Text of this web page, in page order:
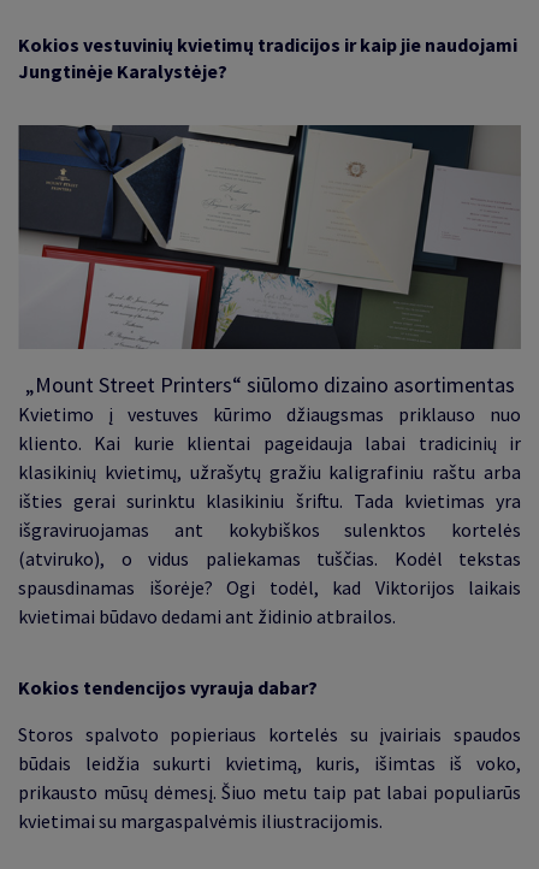
Kokios vestuvinių kvietimų tradicijos ir kaip jie naudojami
Jungtinėje Karalystėje?
„Mount Street Printers“ siūlomo dizaino asortimentas
Kvietimo į vestuves kūrimo džiaugsmas priklauso nuo
kliento. Kai kurie klientai pageidauja labai tradicinių ir
klasikinių kvietimų, užrašytų gražiu kaligrafiniu raštu arba
išties gerai surinktu klasikiniu šriftu. Tada kvietimas yra
išgraviruojamas ant kokybiškos sulenktos kortelės
(atviruko), o vidus paliekamas tuščias. Kodėl tekstas
spausdinamas išorėje? Ogi todėl, kad Viktorijos laikais
kvietimai būdavo dedami ant židinio atbrailos.
Kokios tendencijos vyrauja dabar?
Storos spalvoto popieriaus kortelės su įvairiais spaudos
būdais leidžia sukurti kvietimą, kuris, išimtas iš voko,
prikausto mūsų dėmesį. Šiuo metu taip pat labai populiarūs
kvietimai su margaspalvėmis iliustracijomis.